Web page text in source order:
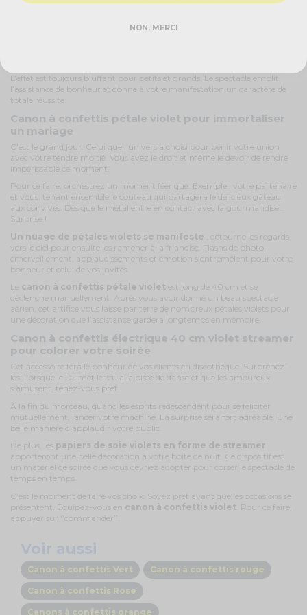
L’effet est toujours bluffant pour petits et grands. Le spectacle emplit
l’assistance de bonheur et donne à votre manifestation un caractère de
totale réussite.
Canon à confettis pétale violet pour immortaliser
un mariage
C’est le grand jour. Celui que l’univers a choisi pour bénir votre union
avec votre tendre moitié. Vous avez le droit et même le devoir de rendre
impérissable ce moment.
Pour ce faire, orchestrez un moment féerique. Exemple : votre partenaire
et vous, tenant ensemble le couteau qui partagera le délicieux gâteau
aux convives. Dès que le métal entre en contact avec la gourmandise…
Surprise !
Un nuage de pétales violets se manifeste , détourne les regards
vers le ciel pour ensuite les ramener à la friandise. Flashs de photo,
émerveillement, applaudissements et émotion s’entremêlent pour votre
bonheur et celui de vos invités.
Le canon à confettis pétale violet est long de 40 cm et se
déclenche manuellement. Après vous avoir donné un beau spectacle
aérien, cet artifice vous laisse par terre de nombreux pétales violets pour
une décoration que l’assistance gardera longtemps en mémoire.
Canon à confettis électrique 40 cm violet streamer
pour colorer votre soirée
Cet accessoire fera le bonheur de vos clients en discothèque. Surprenez-
les. Lorsque le DJ met le feu à la piste de danse et que les amoureux
s’amusent, tenez-vous prêt.
À la fin du morceau, quand les esprits redescendent pour se féliciter
mutuellement, lancer votre machine. La surprise sera fort agréable. Une
belle manière d’applaudir votre public.
De plus, les papiers de soie violets en forme de streamer
apporteront une belle décoration à votre boîte de nuit. Ce dispositif est
un matériel de soirée que vous devriez adopter pour corser le spectacle de
temps en temps.
C’est le moment de faire vos choix. Soyez prêt avant que les occasions se
présentent. Équipez-vous en canon à confettis violet . Pour ce faire,
appuyer sur ‘’commander’’.
Voir aussi
Canon à confettis Vert Canon à confettis rouge
Canon à confettis Rose
Canons à confettis orange
NON, MERCI